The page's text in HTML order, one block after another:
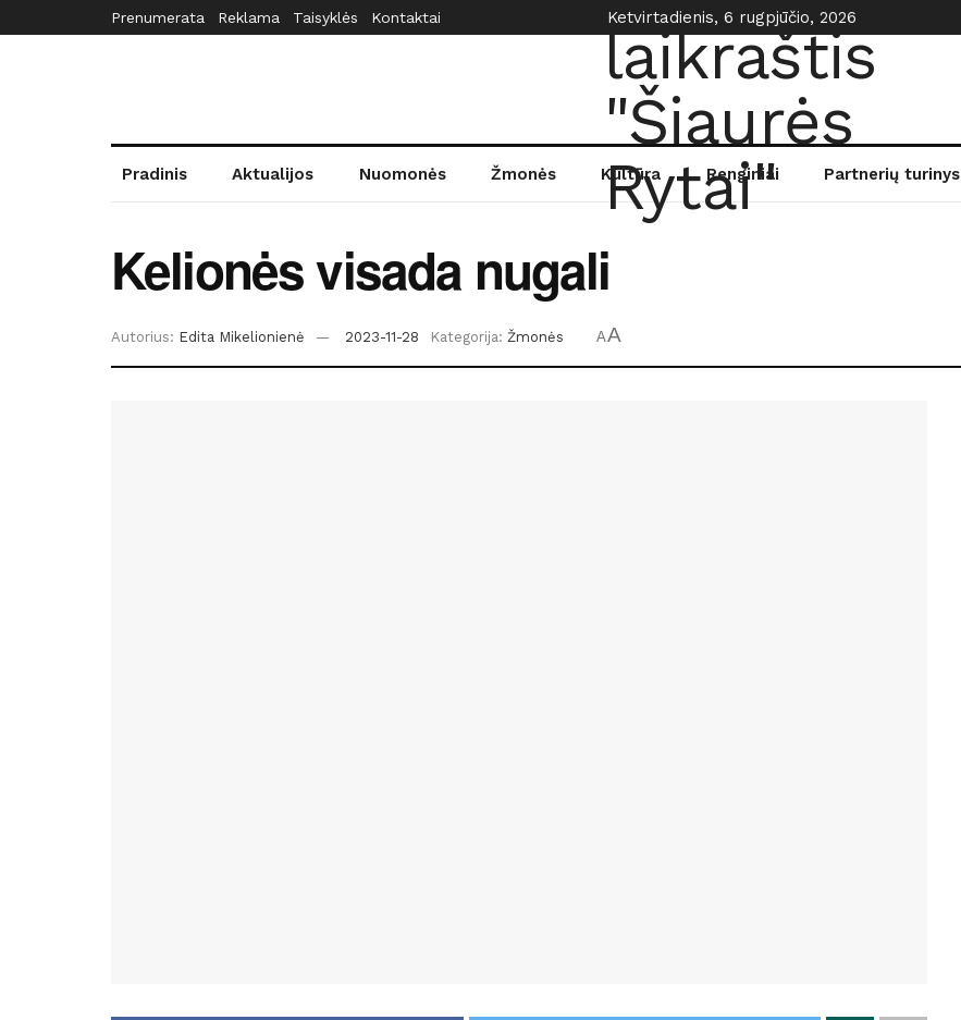
Prenumerata Reklama Taisyklės Kontaktai Ketvirtadienis, 6 rugpjūčio, 2026
Pradinis Aktualijos Nuomonės Žmonės Kultūra Renginiai Partnerių turinys
Kelionės visada nugali
Autorius: Edita Mikelionienė 2023-11-28 Kategorija: Žmonės AA